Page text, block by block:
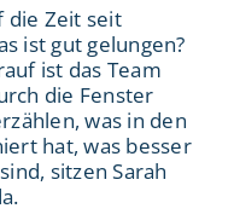
die Zeit seit
ist gut gelungen?
ist das Team
die Fenster
was in den
hat, was besser
sitzen Sarah